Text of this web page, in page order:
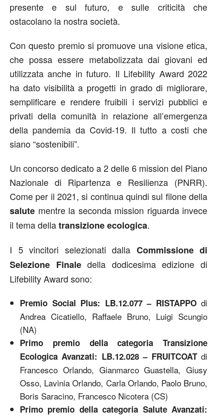
presente e sul futuro, e sulle criticità che
ostacolano la nostra società.
Con questo premio si promuove una visione etica,
che possa essere metabolizzata dai giovani ed
utilizzata anche in futuro. Il Lifebility Award 2022
ha dato visibilità a progetti in grado di migliorare,
semplificare e rendere fruibili i servizi pubblici e
privati della comunità in relazione all’emergenza
della pandemia da Covid-19. Il tutto a costi che
siano “sostenibili”.
Un concorso dedicato a 2 delle 6 mission del Piano
Nazionale di Ripartenza e Resilienza (PNRR).
Come per il 2021, si continua quindi sul filone della
salute mentre la seconda mission riguarda invece
il tema dellatransizione ecologica.
I 5 vincitori selezionati dalla Commissione di
Selezione Finaledella dodicesima edizione di
Lifebility Award sono:
Premio Social Plus: LB.12.077 – RISTAPPOdi
Andrea Cicatiello, Raffaele Bruno, Luigi Scungio
(NA)
Primo premio della categoria Transizione
Ecologica Avanzati: LB.12.028 – FRUITCOATdi
Francesco Orlando, Gianmarco Guastella, Giusy
Osso, Lavinia Orlando, Carla Orlando, Paolo Bruno,
Boris Saracino, Francesco Nicotera (CS)
Primo premio della categoria Salute Avanzati: